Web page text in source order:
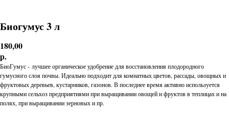
Биогумус 3 л
180,00
р.
БиоГумус - лучшее органическое удобрение для восстановления плодородного
гумусного слоя почвы. Идеально подходит для комнатных цветов, рассады, овощных и
фруктовых деревьев, кустарников, газонов. В последнее время активно используется
крупными сельхоз предприятиями при выращивании овощей и фруктов в теплицах и на
полях, при выращивании зерновых и пр.